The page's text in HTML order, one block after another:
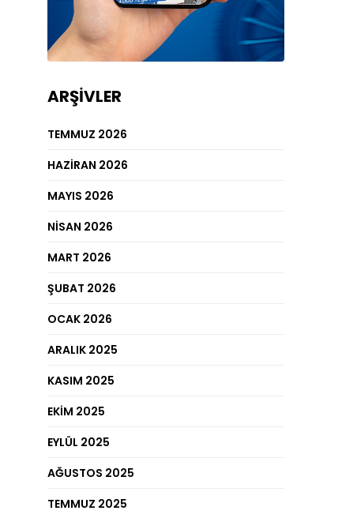
ARŞIVLER
TEMMUZ 2026
HAZIRAN 2026
MAYIS 2026
NISAN 2026
MART 2026
ŞUBAT 2026
OCAK 2026
ARALIK 2025
KASIM 2025
EKIM 2025
EYLÜL 2025
AĞUSTOS 2025
TEMMUZ 2025